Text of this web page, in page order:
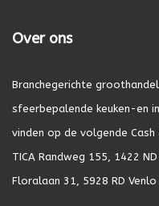
Over ons
Branchegerichte
sfeerbepalende keuken-en
vinden op de volgende Cash
TICA Randweg 155, 1422
Floralaan 31, 5928 RD Venlo